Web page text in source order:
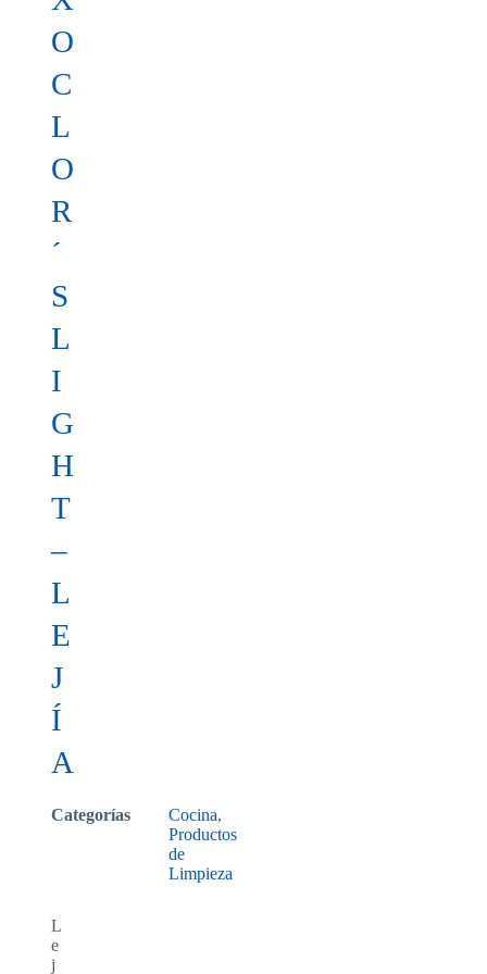
O
C
L
O
R
´
S
L
I
G
H
T
–
L
E
J
Í
A
Categorías Cocina,
Productos
de
Limpieza
L
e
j